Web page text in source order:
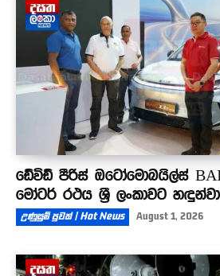
ඩේවිඩ් පීරිස් ඔටෝමොබයිල්ස්
මෝටර් රථය ශ්‍රී ලංකාවට
උණුසුම් පුවත් | Hot News August 1, 2026